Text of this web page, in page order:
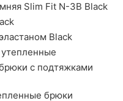
Slim Fit N-3B Black
Black
с подтяжками
брюки